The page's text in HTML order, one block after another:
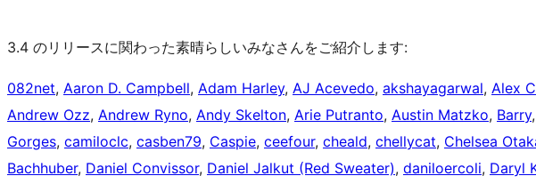
3.4 のリリースに関わった素晴らしいみなさんをご紹介します:
082net, Aaron D. Campbell, Adam Harley, AJ Acevedo, akshayagarwal, Alex
Andrew Ozz, Andrew Ryno, Andy Skelton, Arie Putranto, Austin Matzko, Barry,
Gorges, camiloclc, casben79, Caspie, ceefour, cheald, chellycat, Chelsea
Bachhuber, Daniel Convissor, Daniel Jalkut (Red Sweater), daniloercoli, Daryl